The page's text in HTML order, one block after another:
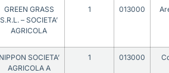
GREEN GRASS
S.R.L. – SOCIETA’
AGRICOLA
1 013000
NIPPON SOCIETA’
AGRICOLA A
1 013000